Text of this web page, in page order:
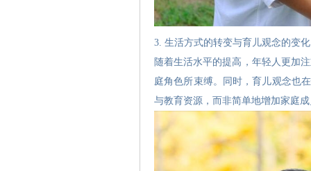
3. 生活方式的转变与育儿观念的变化
随着生活水平的提高，年轻人更加
庭角色所束缚。同时，育儿观念也
与教育资源，而非简单地增加家庭